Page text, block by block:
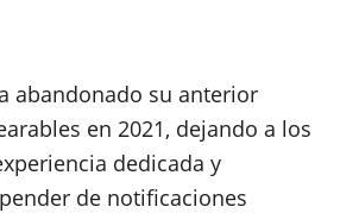
abandonado su anterior
en 2021, dejando a los
dedicada y
de notificaciones